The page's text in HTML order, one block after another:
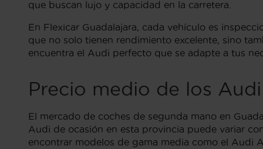
que buscan lujo y capacidad en la carretera.
En Flexicar Guadalajara, cada vehículo es
que no solo tienen rendimiento excelente, sino
encuentra el Audi perfecto que se adapte a tus
Precio medio de los
El mercado de coches de segunda mano en
Audi de ocasión en esta provincia puede variar
encontrar modelos de gama media como el Audi